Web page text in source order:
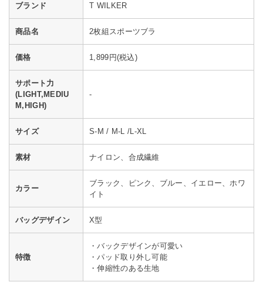
ブランド T WILKER
商品名 2枚組スポーツブラ
価格 1,899円(税込)
サポート力
(LIGHT,MEDIU
M,HIGH)
-
サイズ S-M / M-L /L-XL
素材 ナイロン、合成繊維
カラー
ブラック、ピンク、ブルー、イエロー、ホワ
イト
バッグデザイン X型
特徴
・バックデザインが可愛い
・パッド取り外し可能
・伸縮性のある生地